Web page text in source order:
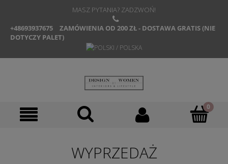
MASZ PYTANIA? ZADZWOŃ!
+48693937675
ZAMÓWIENIA OD 200 ZŁ - DOSTAWA GRATIS (NIE
DOTYCZY PALET)
WYPRZEDAŻ